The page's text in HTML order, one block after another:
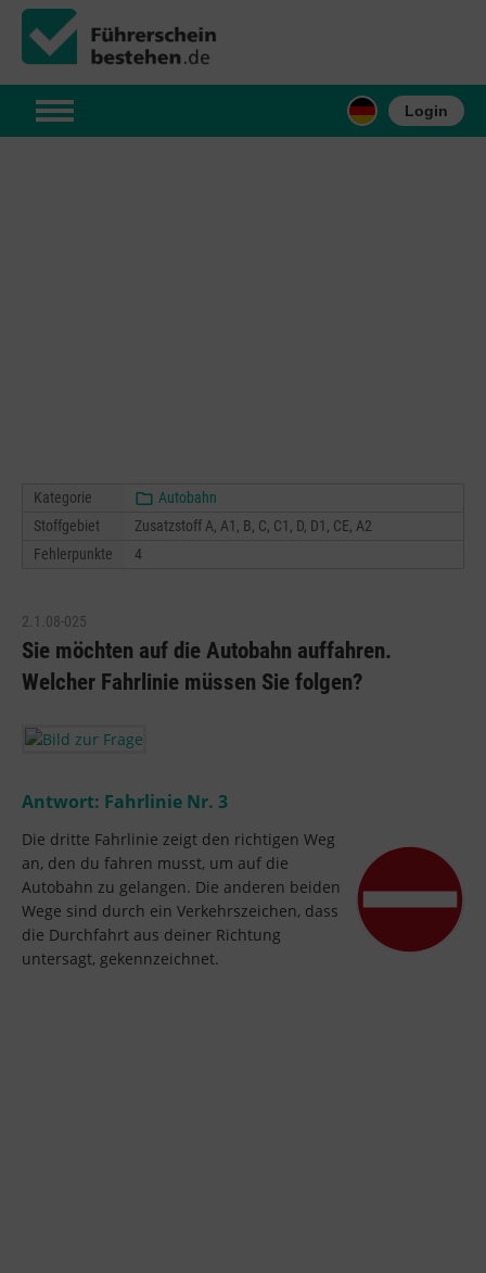
Login
Kategorie
Autobahn
Stoffgebiet
Zusatzstoff A, A1, B, C, C1, D, D1, CE, A2
Fehlerpunkte
4
2.1.08-025
Sie möchten auf die Autobahn auffahren.
Welcher Fahrlinie müssen Sie folgen?
Antwort: Fahrlinie Nr. 3
Die dritte Fahrlinie zeigt den richtigen Weg
an, den du fahren musst, um auf die
Autobahn zu gelangen. Die anderen beiden
Wege sind durch ein Verkehrszeichen, dass
die Durchfahrt aus deiner Richtung
untersagt, gekennzeichnet.